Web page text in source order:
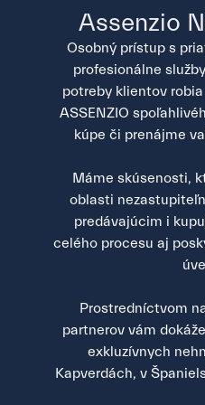
Assenzio
Osobný prístup s
profesionálne
potreby klientov
ASSENZIO
kúpe či prenájme
Máme skúsenosti,
oblasti
predávajúcim i
celého procesu aj
Prostredníctvom
partnerov vám
exkluzívnych
Kapverdách, v